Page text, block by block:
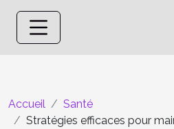
Accueil
Santé
Stratégies efficaces pour